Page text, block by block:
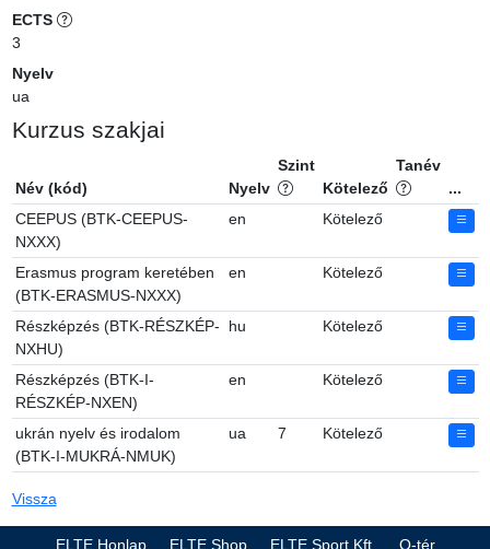
ECTS
3
Nyelv
ua
Kurzus szakjai
Név (kód) Nyelv
Szint
Kötelező
Tanév
...
CEEPUS (BTK-CEEPUS-
NXXX)
en Kötelező
Erasmus program keretében
(BTK-ERASMUS-NXXX)
en Kötelező
Részképzés (BTK-RÉSZKÉP-
NXHU)
hu Kötelező
Részképzés (BTK-I-
RÉSZKÉP-NXEN)
en Kötelező
ukrán nyelv és irodalom
(BTK-I-MUKRÁ-NMUK)
ua 7 Kötelező
Vissza
ELTE Honlap ELTE Shop ELTE Sport Kft. Q-tér